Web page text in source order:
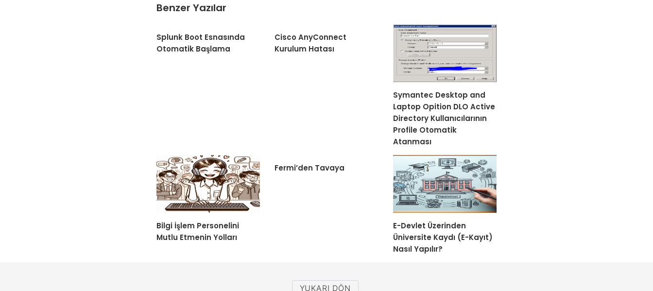
Benzer Yazılar
Splunk Boot Esnasında
Otomatik Başlama
Cisco AnyConnect
Kurulum Hatası
Symantec Desktop and
Laptop Opition DLO Active
Directory Kullanıcılarının
Profile Otomatik
Atanması
Bilgi İşlem Personelini
Mutlu Etmenin Yolları
Fermi’den Tavaya
E-Devlet Üzerinden
Üniversite Kaydı (E-Kayıt)
Nasıl Yapılır?
YUKARI DÖN